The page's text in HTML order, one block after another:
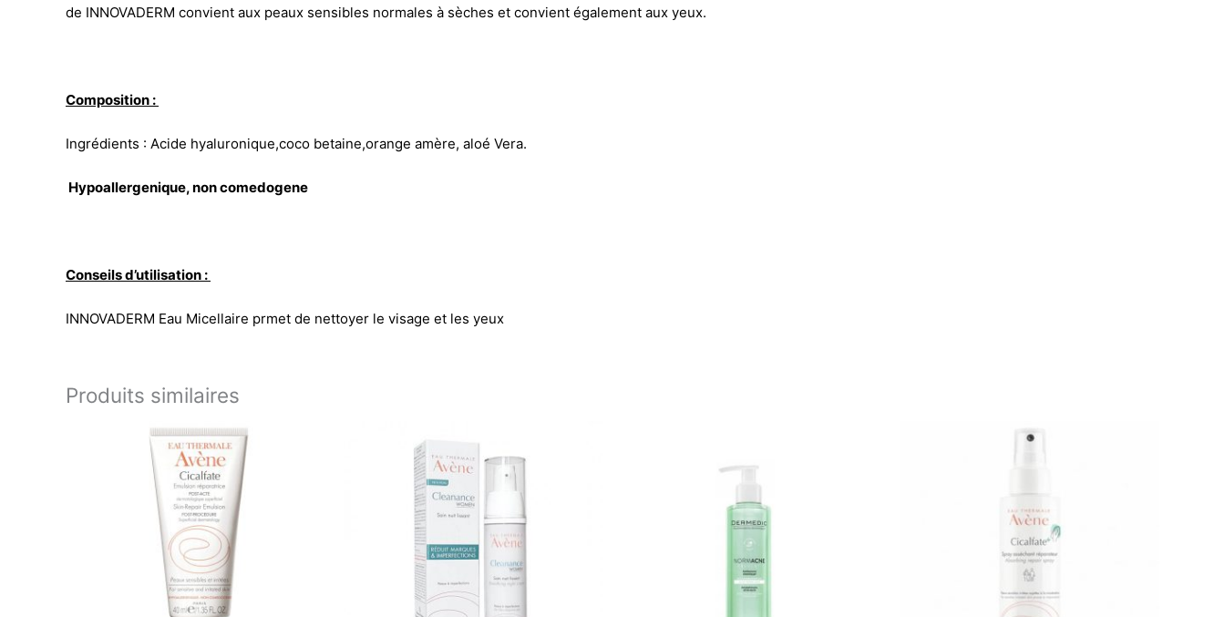
de INNOVADERM convient aux peaux sensibles normales à sèches et convient également aux yeux.
Composition :
Ingrédients : Acide hyaluronique,coco betaine,orange amère, aloé Vera.
Hypoallergenique, non comedogene
Conseils d’utilisation :
INNOVADERM Eau Micellaire prmet de nettoyer le visage et les yeux
Produits similaires